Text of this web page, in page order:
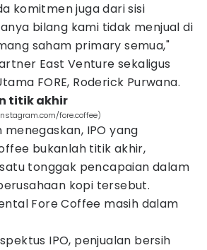
komitmen juga dari sisi
bilang kami tidak menjual di
saham primary semua,"
East Venture sekaligus
FORE, Roderick Purwana.
titik akhir
fore.coffee)
menegaskan, IPO yang
bukanlah titik akhir,
tonggak pencapaian dalam
kopi tersebut.
Fore Coffee masih dalam
IPO, penjualan bersih